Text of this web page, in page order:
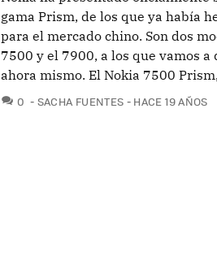
gama Prism, de los que ya había
para el mercado chino. Son dos
7500 y el 7900, a los que vamos a
ahora mismo. El Nokia 7500
0 COMENTARIOS
SACHA FUENTES HACE 19 AÑOS